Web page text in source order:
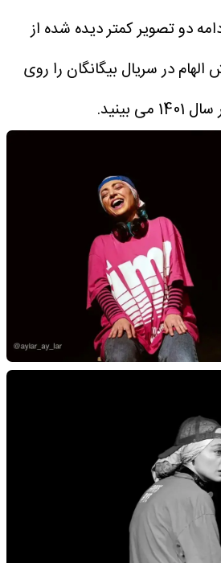
دو تصویر کمتر دیده شده از
الهام در سریال بیگانگان را روی